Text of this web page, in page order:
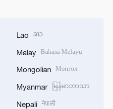
Lao ລາວ
Malay Bahasa Melayu
Mongolian Монгол
Myanmar မြန်မာဘာသာ
Nepali नेपाली